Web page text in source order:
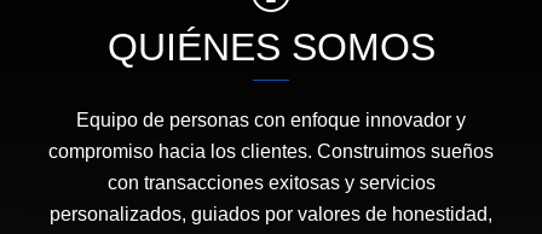
QUIÉNES SOMOS
Equipo de personas con enfoque innovador y
compromiso hacia los clientes. Construimos sueños
con transacciones exitosas y servicios
personalizados, guiados por valores de honestidad,